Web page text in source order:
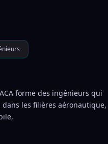
forme des ingénieurs qui
les filières aéronautique,